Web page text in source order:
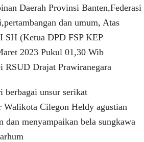
Daerah Provinsi Banten,Federasi
dan umum, Atas
(Ketua DPD FSP KEP
2023 Pukul 01,30 Wib
RSUD Drajat Prawiranegara
berbagai unsur serikat
Walikota Cilegon Heldy agustian
dan menyampaikan bela sungkawa